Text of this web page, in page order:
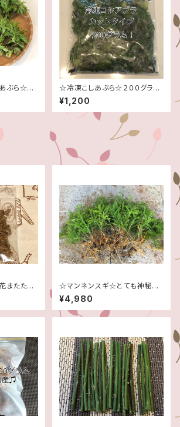
ぶら☆お
！☆予約販
月中頃
販売☆
☆冷凍こしあぶら☆２００グラ
ム！☆山菜の女王☆信州産♪☆
コシアブラ☆
¥1,200
たたび
)☆
☆マンネンスギ☆とても神秘的
です！☆５０本大量セット！！☆
¥4,980